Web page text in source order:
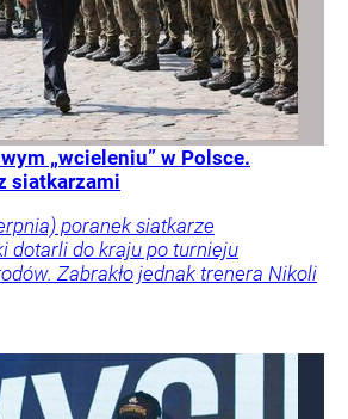
„wcieleniu” w Polsce.
siatkarzami
poranek siatkarze
dotarli do kraju po turnieju
Zabrakło jednak trenera Nikoli